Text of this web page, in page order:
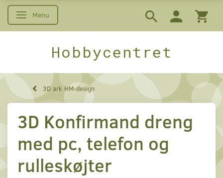
Skifte navigation
Menu
Hobbycentret
3D ark HM-design
3D Konfirmand dreng
med pc, telefon og
rulleskøjter